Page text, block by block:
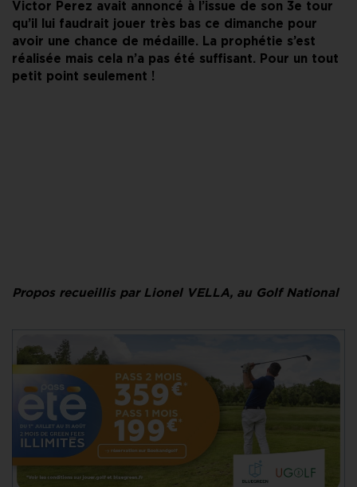
Victor Perez avait annoncé à l’issue de son 3e tour
qu’il lui faudrait jouer très bas ce dimanche pour
avoir une chance de médaille. La prophétie s’est
réalisée mais cela n’a pas été suffisant. Pour un tout
petit point seulement !
Propos recueillis par Lionel VELLA, au Golf National